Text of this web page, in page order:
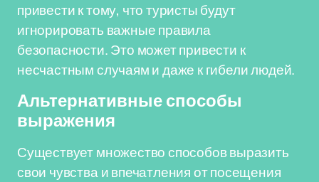
привести к тому, что туристы будут
игнорировать важные правила
безопасности. Это может привести к
несчастным случаям и даже к гибели людей.
Альтернативные способы
выражения
Существует множество способов выразить
свои чувства и впечатления от посещения